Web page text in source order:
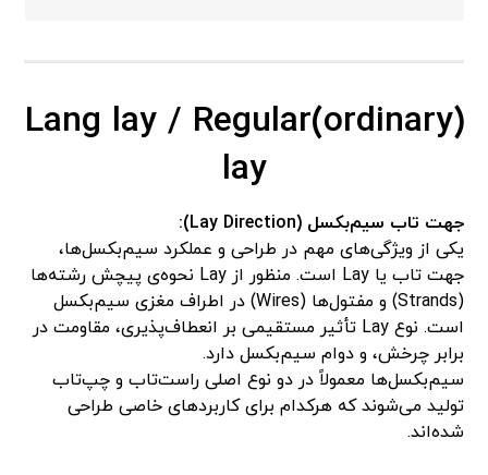
Lang lay / Regular(ordinary)
lay
جهت تاب سیم‌بکسل (Lay Direction)
:
یکی از ویژگی‌های مهم در طراحی و عملکرد سیم‌بکسل‌ها،
جهت تاب یا Lay است. منظور از Lay نحوه‌ی پیچش رشته‌ها
(Strands) و مفتول‌ها (Wires) در اطراف مغزی سیم‌بکسل
است. نوع Lay تأثیر مستقیمی بر انعطاف‌پذیری، مقاومت در
برابر چرخش، و دوام سیم‌بکسل دارد.
سیم‌بکسل‌ها معمولاً در دو نوع اصلی راست‌تاب و چپ‌تاب
تولید می‌شوند که هرکدام برای کاربردهای خاصی طراحی
شده‌اند.